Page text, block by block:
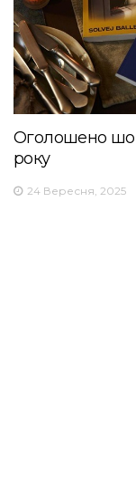
Оголошено
року
24 Вересня, 2025